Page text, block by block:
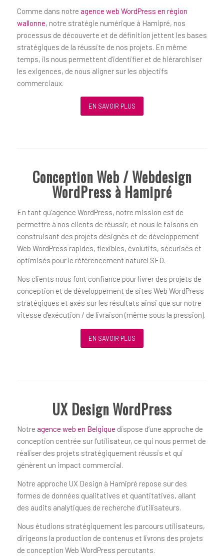
Comme dans notre agence web WordPress en région
wallonne, notre stratégie numérique à Hamipré, nos
processus de découverte et de définition jettent les bases
stratégiques de la réussite de nos projets. En même
temps, ils nous permettent d’identifier et de hiérarchiser
les exigences, de nous aligner sur les objectifs
commerciaux.
EN SAVOIR PLUS
Conception Web / Webdesign
WordPress à Hamipré
En tant qu’agence WordPress, notre mission est de
permettre à nos clients de réussir, et nous le faisons en
construisant des projets désignés et de développement
Web WordPress rapides, flexibles, évolutifs, sécurisés et
optimisés pour le référencement naturel SEO.
Nos clients nous font confiance pour livrer des projets de
conception et de développement de sites Web WordPress
stratégiques et axés sur les résultats ainsi que sur notre
vitesse d’exécution / de livraison (même sous la pression).
EN SAVOIR PLUS
UX Design WordPress
Notre agence web en Belgique dispose d’une approche de
conception centrée sur l’utilisateur, ce qui nous permet de
réaliser des projets stratégiquement réussis et qui
génèrent un impact commercial.
Notre approche UX Design à Hamipré repose sur des
formes de données qualitatives et quantitatives, allant
des audits analytiques de recherche d’utilisateurs.
Nous étudions stratégiquement les parcours utilisateurs,
dirigeons la production de contenus et livrons des projets
de conception Web WordPress percutants.